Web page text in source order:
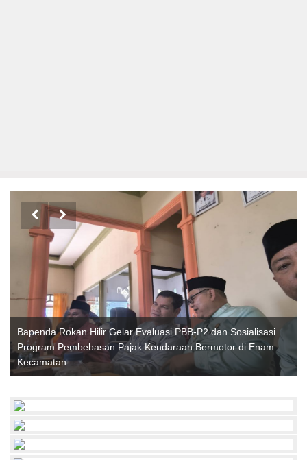
Bapenda Rokan Hilir Gelar Evaluasi PBB-P2 dan Sosialisasi
Program Pembebasan Pajak Kendaraan Bermotor di Enam
Kecamatan
 